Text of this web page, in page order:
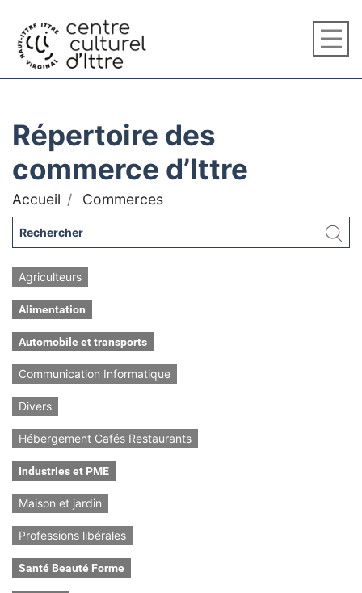
Répertoire des
commerce d’Ittre
Accueil Commerces
Agriculteurs
Alimentation
Automobile et transports
Communication Informatique
Divers
Hébergement Cafés Restaurants
Industries et PME
Maison et jardin
Professions libérales
Santé Beauté Forme